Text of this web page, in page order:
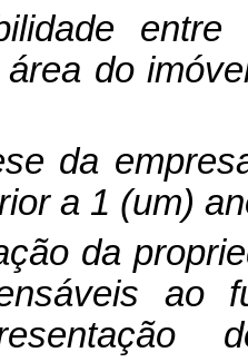
entre
área do
da
a 1 (um)
da
ao